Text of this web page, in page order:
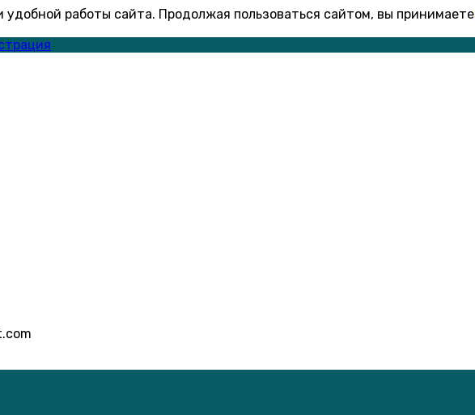
работы сайта. Продолжая пользоваться сайтом, вы принимаете